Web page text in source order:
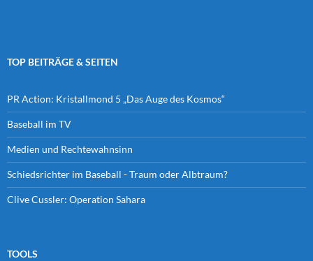
TOP BEITRÄGE & SEITEN
PR Action: Kristallmond 5 „Das Auge des Kosmos“
Baseball im TV
Medien und Rechtewahnsinn
Schiedsrichter im Baseball - Traum oder Albtraum?
Clive Cussler: Operation Sahara
TOOLS